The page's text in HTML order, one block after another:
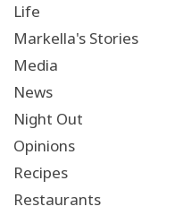
Life
Markella's Stories
Media
News
Night Out
Opinions
Recipes
Restaurants